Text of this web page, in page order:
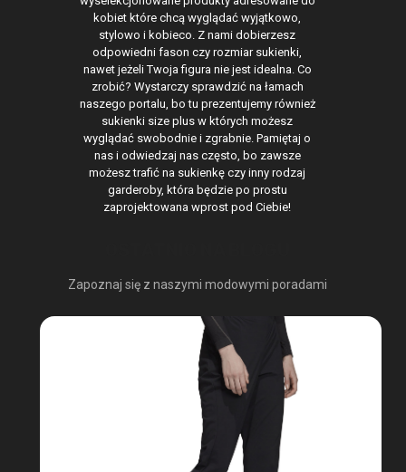
kobiet które chcą wyglądać wyjątkowo,
stylowo i kobieco. Z nami dobierzesz
odpowiedni fason czy rozmiar sukienki,
nawet jeżeli Twoja figura nie jest idealna. Co
zrobić? Wystarczy sprawdzić na łamach
naszego portalu, bo tu prezentujemy również
sukienki size plus w których możesz
wyglądać swobodnie i zgrabnie. Pamiętaj o
nas i odwiedzaj nas często, bo zawsze
możesz trafić na sukienkę czy inny rodzaj
garderoby, która będzie po prostu
zaprojektowana wprost pod Ciebie!
Zapoznaj się z naszymi modowymi poradami